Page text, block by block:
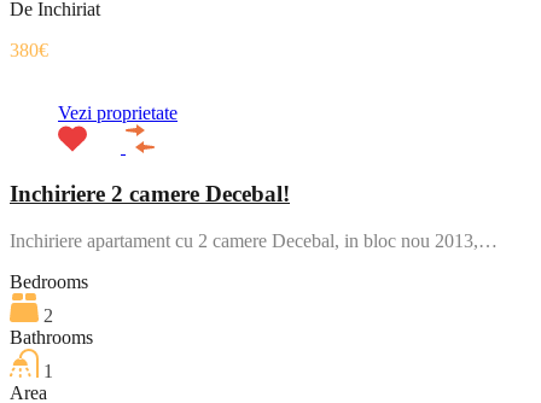
De Inchiriat
380€
Vezi proprietate
Inchiriere 2 camere Decebal!
Inchiriere apartament cu 2 camere Decebal, in bloc nou 2013,…
Bedrooms
2
Bathrooms
1
Area